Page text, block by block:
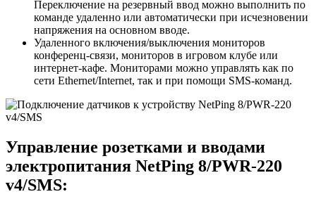
Переключение на резервный ввод можно выполнить по
команде удаленно или автоматически при исчезновении
напряжения на основном вводе.
Удаленного включения/выключения мониторов
конференц-связи, мониторов в игровом клубе или
интернет-кафе. Мониторами можно управлять как по
сети Ethernet/Internet, так и при помощи SMS-команд.
Управление розетками и вводами
электропитания NetPing 8/PWR-220
v4/SMS: